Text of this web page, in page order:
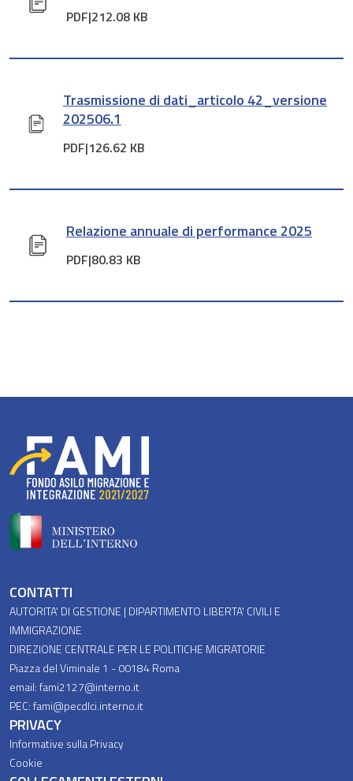
PDF|212.08 KB
Trasmissione di dati_articolo 42_versione
202506.1
PDF|126.62 KB
Relazione annuale di performance 2025
PDF|80.83 KB
Piè di pagina
CONTATTI
AUTORITA' DI GESTIONE | DIPARTIMENTO LIBERTA' CIVILI E
IMMIGRAZIONE
DIREZIONE CENTRALE PER LE POLITICHE MIGRATORIE
Piazza del Viminale 1 - 00184 Roma
email: fami2127@interno.it
PEC: fami@pecdlci.interno.it
PRIVACY
Informative sulla Privacy
Cookie